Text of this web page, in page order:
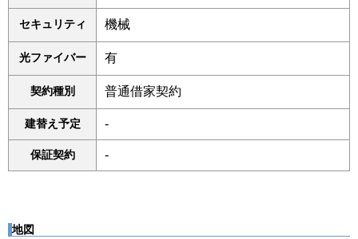
セキュリティ 機械
光ファイバー 有
契約種別 普通借家契約
建替え予定 -
保証契約 -
地図